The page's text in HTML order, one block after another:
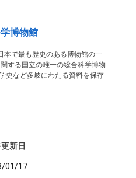
博物館
本で最も歴史のある博物館の一
関する国立の唯一の総合科学博物
史など多岐にわたる資料を保存
新日
01/17